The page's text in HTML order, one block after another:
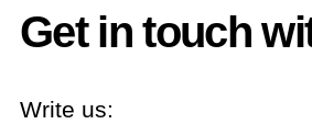
Get in touch
Write us: